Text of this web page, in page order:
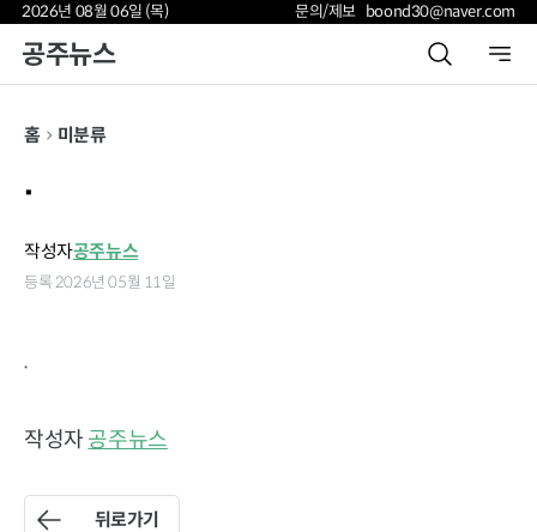
2026년 08월 06일 (목) 문의/제보 boond30@naver.com
공주뉴스
홈 미분류
.
작성자공주뉴스
등록 2026년 05월 11일
.
작성자 공주뉴스
뒤로가기